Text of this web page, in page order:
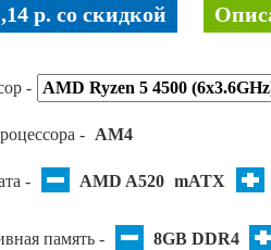
p. co скидкой
-
- AM4
- AMD A520 mATX
память - 8GB DDR4